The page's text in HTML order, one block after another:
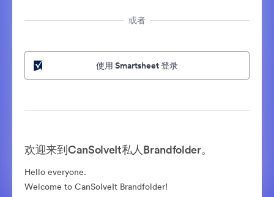
或者
使用 Smartsheet 登录
欢迎来到CanSolveIt私人Brandfolder。
Hello everyone.
Welcome to CanSolveIt Brandfolder!